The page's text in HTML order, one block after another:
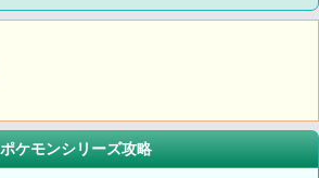
ポケモンシリーズ攻略